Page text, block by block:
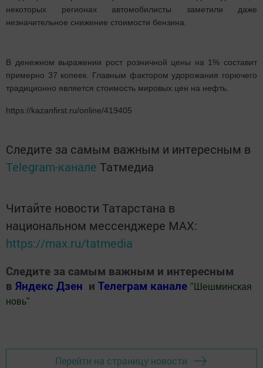
некоторых регионах автомобилисты заметили даже
незначительное снижение стоимости бензина.
В денежном выражении рост розничной цены на 1% составит
примерно 37 копеек. Главным фактором удорожания горючего
традиционно является стоимость мировых цен на нефть.
https://kazanfirst.ru/online/419405
Следите за самым важным и интересным в
Telegram-канале Татмедиа
Читайте новости Татарстана в
национальном мессенджере MАХ:
https://max.ru/tatmedia
Следите за самым важным и интересным
в Яндекс Дзен и Телеграм канале " Шешминская
новь"
Перейти на страницу новости